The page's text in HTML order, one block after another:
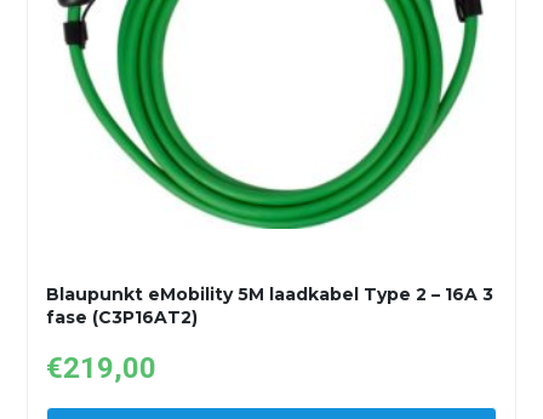
Blaupunkt eMobility 5M laadkabel Type 2 – 16A 3
fase (C3P16AT2)
€219,00